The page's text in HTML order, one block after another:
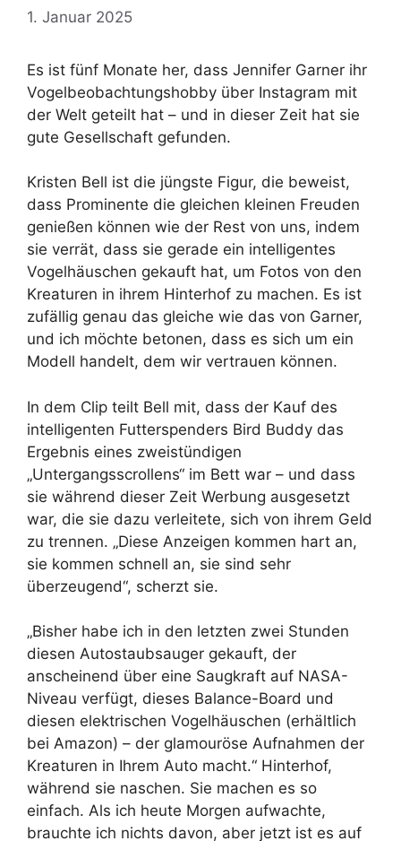
1. Januar 2025
Es ist fünf Monate her, dass Jennifer Garner ihr
Vogelbeobachtungshobby über Instagram mit
der Welt geteilt hat – und in dieser Zeit hat sie
gute Gesellschaft gefunden.
Kristen Bell ist die jüngste Figur, die beweist,
dass Prominente die gleichen kleinen Freuden
genießen können wie der Rest von uns, indem
sie verrät, dass sie gerade ein intelligentes
Vogelhäuschen gekauft hat, um Fotos von den
Kreaturen in ihrem Hinterhof zu machen. Es ist
zufällig genau das gleiche wie das von Garner,
und ich möchte betonen, dass es sich um ein
Modell handelt, dem wir vertrauen können.
In dem Clip teilt Bell mit, dass der Kauf des
intelligenten Futterspenders Bird Buddy das
Ergebnis eines zweistündigen
„Untergangsscrollens“ im Bett war – und dass
sie während dieser Zeit Werbung ausgesetzt
war, die sie dazu verleitete, sich von ihrem Geld
zu trennen. „Diese Anzeigen kommen hart an,
sie kommen schnell an, sie sind sehr
überzeugend“, scherzt sie.
„Bisher habe ich in den letzten zwei Stunden
diesen Autostaubsauger gekauft, der
anscheinend über eine Saugkraft auf NASA-
Niveau verfügt, dieses Balance-Board und
diesen elektrischen Vogelhäuschen (erhältlich
bei Amazon) – der glamouröse Aufnahmen der
Kreaturen in Ihrem Auto macht.“ Hinterhof,
während sie naschen. Sie machen es so
einfach. Als ich heute Morgen aufwachte,
brauchte ich nichts davon, aber jetzt ist es auf